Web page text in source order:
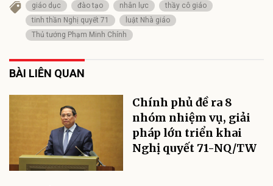
giáo dục đào tạo nhân lực
thầy cô giáo
tinh thần Nghị quyết 71
luật Nhà giáo
Thủ tướng Phạm Minh Chính
BÀI LIÊN QUAN
Chính phủ đề ra 8
nhóm nhiệm vụ, giải
pháp lớn triển khai
Nghị quyết 71-NQ/TW